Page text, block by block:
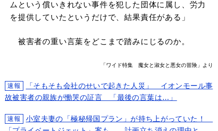
ムという償いきれない事件を犯した団体に属し、労力
を提供していたというだけで、結果責任がある」
被害者の重い言葉をどこまで踏みにじるのか。
「ワイド特集 魔女と淑女と悪女の冒険」より
速報
「そもそも会社のせいで起きた人災」 イオンモール事
故被害者の親族が慟哭の証言 「最後の言葉は…」
速報
小室夫妻の「極秘帰国プラン」が持ち上がっていた！